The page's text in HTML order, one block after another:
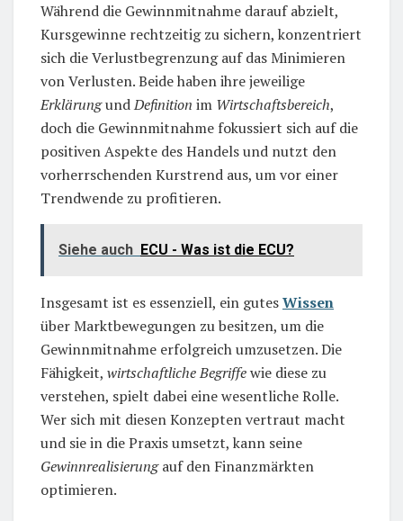
Während die Gewinnmitnahme darauf abzielt,
Kursgewinne rechtzeitig zu sichern, konzentriert
sich die Verlustbegrenzung auf das Minimieren
von Verlusten. Beide haben ihre jeweilige
ErklärungundDefinition im Wirtschaftsbereich,
doch die Gewinnmitnahme fokussiert sich auf die
positiven Aspekte des Handels und nutzt den
vorherrschenden Kurstrend aus, um vor einer
Trendwende zu profitieren.
Siehe auch ECU - Was ist die ECU?
Insgesamt ist es essenziell, ein gutesWissen
über Marktbewegungen zu besitzen, um die
Gewinnmitnahme erfolgreich umzusetzen. Die
Fähigkeit, wirtschaftliche Begriffewie diese zu
verstehen, spielt dabei eine wesentliche Rolle.
Wer sich mit diesen Konzepten vertraut macht
und sie in die Praxis umsetzt, kann seine
Gewinnrealisierungauf den Finanzmärkten
optimieren.